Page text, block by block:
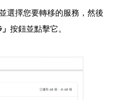
並選擇您要轉移的服務，然後
按鈕並點擊它。